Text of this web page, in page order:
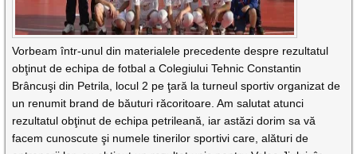
Vorbeam într-unul din materialele precedente despre rezultatul
obţinut de echipa de fotbal a Colegiului Tehnic Constantin
Brâncuşi din Petrila, locul 2 pe ţară la turneul sportiv organizat de
un renumit brand de băuturi răcoritoare. Am salutat atunci
rezultatul obţinut de echipa petrileană, iar astăzi dorim sa vă
facem cunoscute şi numele tinerilor sportivi care, alături de